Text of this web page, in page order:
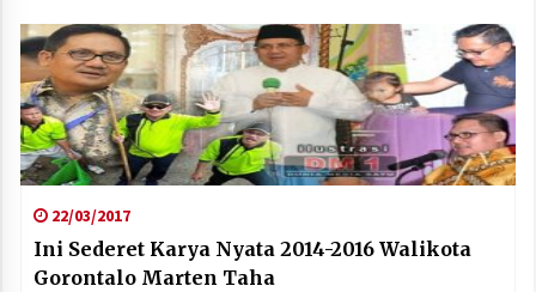
22/03/2017
Ini Sederet Karya Nyata 2014-2016 Walikota
Gorontalo Marten Taha